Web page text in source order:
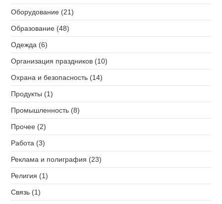
Оборудование (21)
Образование (48)
Одежда (6)
Организация праздников (10)
Охрана и безопасность (14)
Продукты (1)
Промышленность (8)
Прочее (2)
Работа (3)
Реклама и полиграфия (23)
Религия (1)
Связь (1)